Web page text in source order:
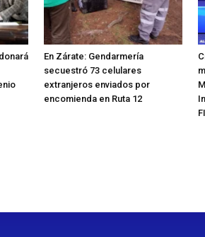
En Zárate: Gendarmería
secuestró 73 celulares
extranjeros enviados por
encomienda en Ruta 12